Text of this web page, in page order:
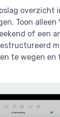
overzicht
Toon alleen
of een
te wegen